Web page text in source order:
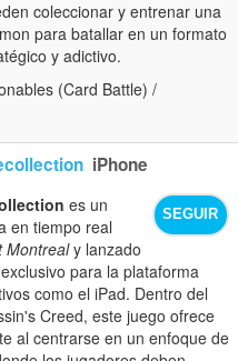
coleccionar y entrenar una
para batallar en un formato
y adictivo.
(Card Battle) /
iPhone
SEGUIR
es un
en tiempo real
Montrealy lanzado
para la plataforma
como el iPad. Dentro del
Creed, este juego ofrece
al centrarse en un enfoque de